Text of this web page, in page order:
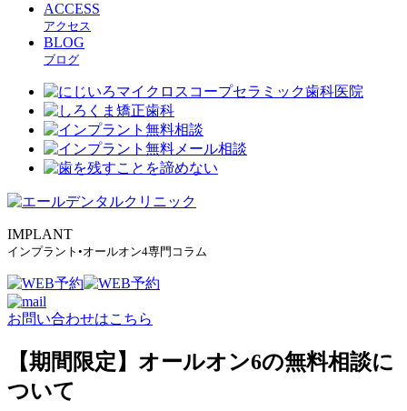
ACCESS
アクセス
BLOG
ブログ
IMPLANT
インプラント•オールオン4専門コラム
お問い合わせはこちら
【期間限定】オールオン6の無料相談に
ついて